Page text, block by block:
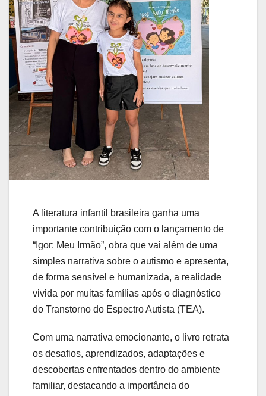
A literatura infantil brasileira ganha uma
importante contribuição com o lançamento de
“Igor: Meu Irmão”, obra que vai além de uma
simples narrativa sobre o autismo e apresenta,
de forma sensível e humanizada, a realidade
vivida por muitas famílias após o diagnóstico
do Transtorno do Espectro Autista (TEA).
Com uma narrativa emocionante, o livro retrata
os desafios, aprendizados, adaptações e
descobertas enfrentados dentro do ambiente
familiar, destacando a importância do